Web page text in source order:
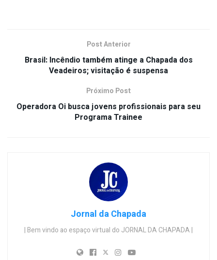
Post Anterior
Brasil: Incêndio também atinge a Chapada dos
Veadeiros; visitação é suspensa
Próximo Post
Operadora Oi busca jovens profissionais para seu
Programa Trainee
Jornal da Chapada
| Bem vindo ao espaço virtual do JORNAL DA CHAPADA |